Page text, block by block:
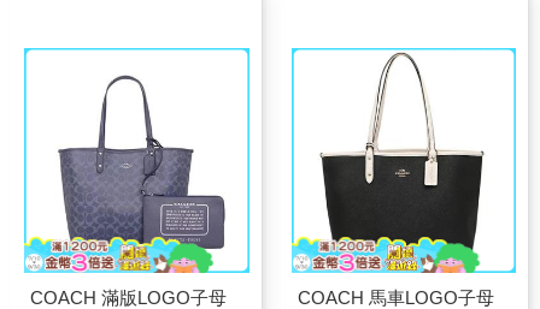
COACH 滿版LOGO子母
COACH 馬車LOGO子母